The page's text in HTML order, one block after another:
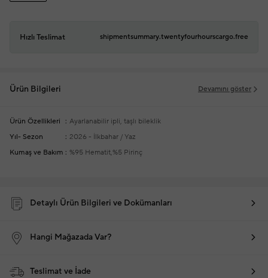
Hızlı Teslimat shipmentsummary.twentyfourhourscargo.free
Ürün Bilgileri Devamını göster
Ürün Özellikleri
Ayarlanabilir ipli, taşlı bileklik
Yıl- Sezon
2026 - İlkbahar / Yaz
Kumaş ve Bakım
%95 Hematit,%5 Pirinç
Detaylı Ürün Bilgileri ve Dokümanları
Hangi Mağazada Var?
Teslimat ve İade